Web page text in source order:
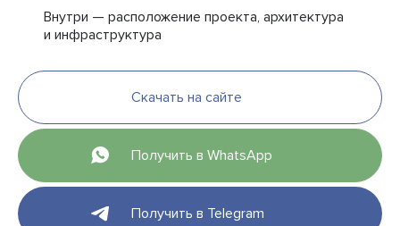
Внутри — расположение проекта, архитектура
и инфраструктура
Скачать на сайте
Получить в WhatsApp
Получить в Telegram